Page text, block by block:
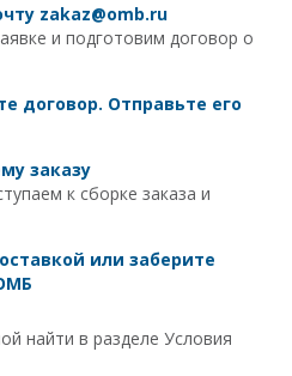
zakaz@omb.ru
и подготовим договор о
договор. Отправьте его
заказу
к сборке заказа и
или заберите
найти в разделе Условия